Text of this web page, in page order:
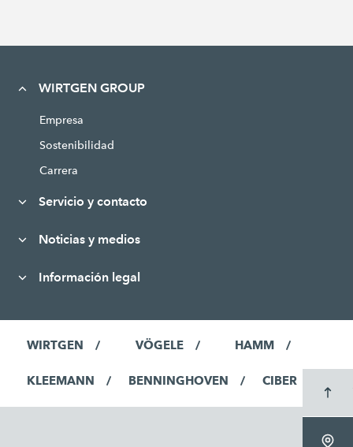
WIRTGEN GROUP
Empresa
Sostenibilidad
Carrera
Servicio y contacto
Noticias y medios
Información legal
WIRTGEN VÖGELE HAMM
KLEEMANN BENNINGHOVEN CIBER